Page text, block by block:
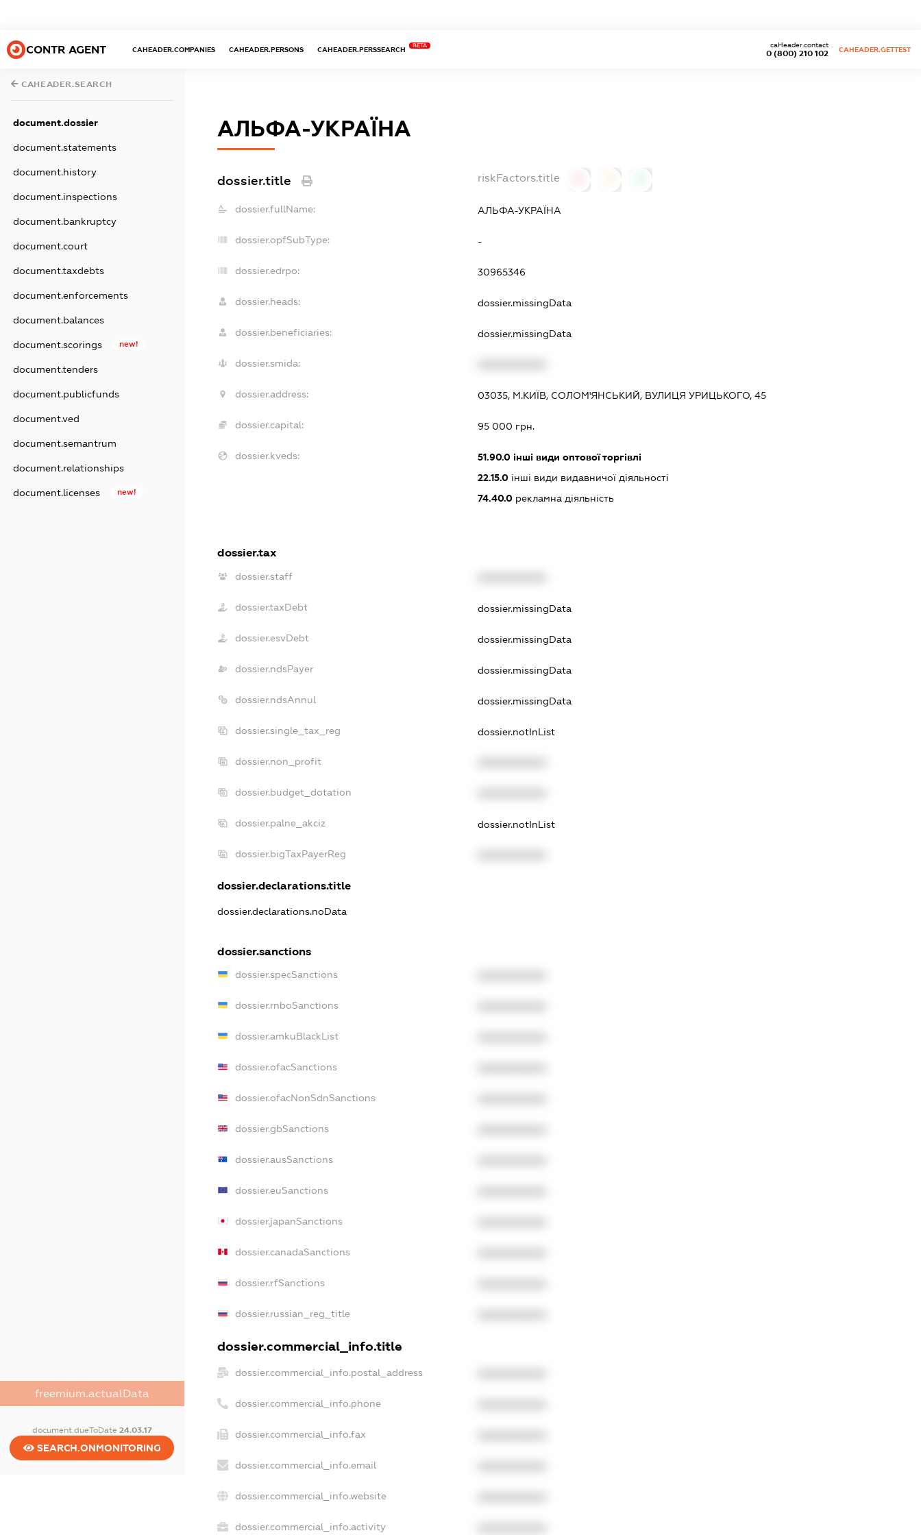
CONTR AGENT CAHEADER.COMPANIES CAHEADER.PERSONS CAHEADER.PERSSEARCH
BETA
0 (800) 210 102
caHeader.contact
CAHEADER.GETTEST
CAHEADER.SEARCH
document.dossier
document.statements
document.history
document.inspections
document.bankruptcy
document.court
document.taxdebts
document.enforcements
document.balances
document.scorings new!
document.tenders
document.publicfunds
document.ved
document.semantrum
document.relationships
document.licenses new!
freemium.actualData
document.dueToDate 24.03.17
SEARCH.ONMONITORING
АЛЬФА-УКРАЇНА
dossier.title riskFactors.title
dossier.fullName: АЛЬФА-УКРАЇНА
dossier.opfSubType: -
dossier.edrpo: 30965346
dossier.heads: dossier.missingData
dossier.beneficiaries: dossier.missingData
dossier.smida:
dossier.address: 03035, М.КИЇВ, СОЛОМ'ЯНСЬКИЙ, ВУЛИЦЯ УРИЦЬКОГО, 45
dossier.capital: 95 000 грн.
dossier.kveds: 51.90.0інші види оптової торгівлі
22.15.0інші види видавничої діяльності
74.40.0рекламна діяльність
dossier.tax
dossier.staff
dossier.taxDebt dossier.missingData
dossier.esvDebt dossier.missingData
dossier.ndsPayer dossier.missingData
dossier.ndsAnnul dossier.missingData
dossier.single_tax_reg dossier.notInList
dossier.non_profit
dossier.budget_dotation
dossier.palne_akciz dossier.notInList
dossier.bigTaxPayerReg
dossier.declarations.title
dossier.declarations.noData
dossier.sanctions
dossier.specSanctions
dossier.rnboSanctions
dossier.amkuBlackList
dossier.ofacSanctions
dossier.ofacNonSdnSanctions
dossier.gbSanctions
dossier.ausSanctions
dossier.euSanctions
dossier.japanSanctions
dossier.canadaSanctions
dossier.rfSanctions
dossier.russian_reg_title
dossier.commercial_info.title
dossier.commercial_info.postal_address
dossier.commercial_info.phone
dossier.commercial_info.fax
dossier.commercial_info.email
dossier.commercial_info.website
dossier.commercial_info.activity